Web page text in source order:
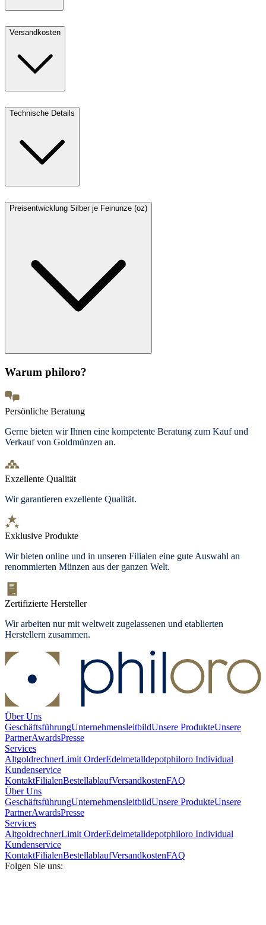
Versandkosten
Technische Details
Preisentwicklung Silber je Feinunze (oz)
Warum philoro?
Persönliche Beratung
Gerne bieten wir Ihnen eine kompetente Beratung zum Kauf und
Verkauf von Goldmünzen an.
Exzellente Qualität
Wir garantieren exzellente Qualität.
Exklusive Produkte
Wir bieten online und in unseren Filialen eine gute Auswahl an
renommierten Münzen aus der ganzen Welt.
Zertifizierte Hersteller
Wir arbeiten nur mit weltweit zugelassenen und etablierten
Herstellern zusammen.
Über Uns
GeschäftsführungUnternehmensleitbildUnsere ProdukteUnsere
PartnerAwardsPresse
Services
AltgoldrechnerLimit OrderEdelmetalldepotphiloro Individual
Kundenservice
KontaktFilialenBestellablaufVersandkostenFAQ
Über Uns
GeschäftsführungUnternehmensleitbildUnsere ProdukteUnsere
PartnerAwardsPresse
Services
AltgoldrechnerLimit OrderEdelmetalldepotphiloro Individual
Kundenservice
KontaktFilialenBestellablaufVersandkostenFAQ
Folgen Sie uns: